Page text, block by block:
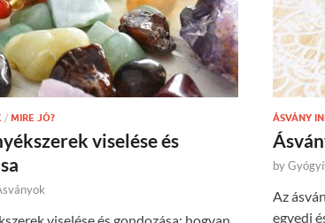
/ MIRE JÓ?
viselése és
ÁSVÁNY
by
Az
egyedi